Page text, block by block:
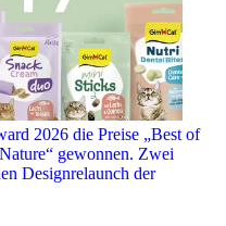
2026 die Preise „Best of
gewonnen. Zwei
Designrelaunch der